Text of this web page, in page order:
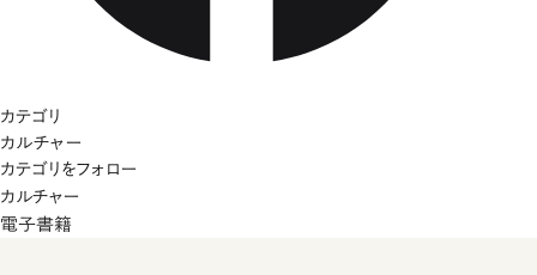
カテゴリ
カルチャー
カテゴリをフォロー
カルチャー
電子書籍